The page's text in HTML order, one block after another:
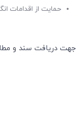
حمایت از اقدامات
جهت دریافت سند و